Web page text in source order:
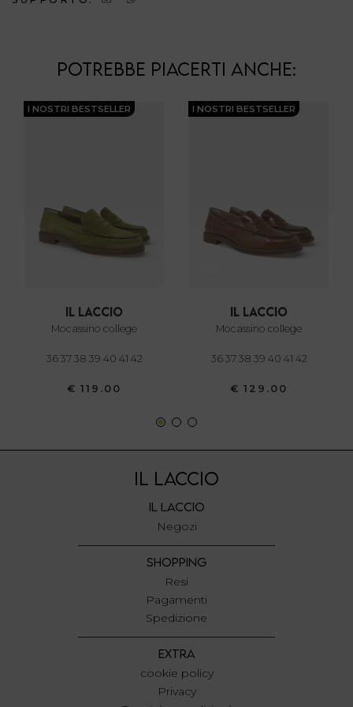
POTREBBE PIACERTI ANCHE:
I NOSTRI BESTSELLER
il laccio
mocassino college
36 37 38 39 40 41 42
€ 119.00
I NOSTRI BESTSELLER
il laccio
mocassino college
36 37 38 39 40 41 42
€ 129.00
IL LACCIO
IL LACCIO
Negozi
SHOPPING
Resi
Pagamenti
Spedizione
EXTRA
cookie policy
Privacy